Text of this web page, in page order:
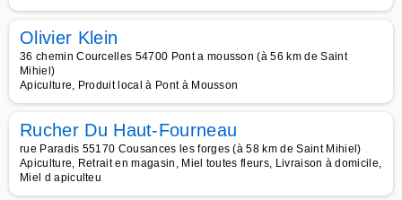
Olivier Klein
36 chemin Courcelles 54700 Pont a mousson (à 56 km de Saint
Mihiel)
Apiculture, Produit local à Pont à Mousson
Rucher Du Haut-Fourneau
rue Paradis 55170 Cousances les forges (à 58 km de Saint Mihiel)
Apiculture, Retrait en magasin, Miel toutes fleurs, Livraison à domicile,
Miel d apiculteu